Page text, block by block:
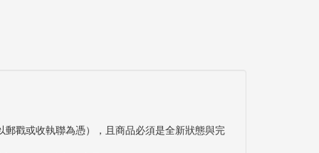
戳或收執聯為憑），且商品必須是全新狀態與完